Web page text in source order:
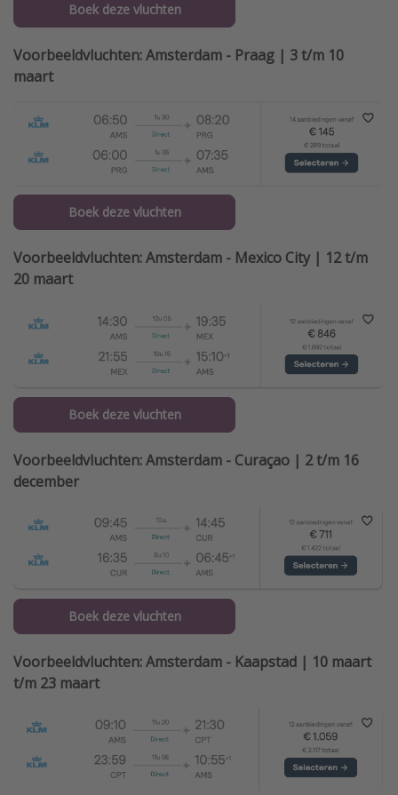
Boek deze vluchten
Voorbeeldvluchten: Amsterdam - Praag | 3 t/m 10
maart
Boek deze vluchten
Voorbeeldvluchten: Amsterdam - Mexico City | 12 t/m
20 maart
Boek deze vluchten
Voorbeeldvluchten: Amsterdam - Curaçao | 2 t/m 16
december
Boek deze vluchten
Voorbeeldvluchten: Amsterdam - Kaapstad | 10 maart
t/m 23 maart